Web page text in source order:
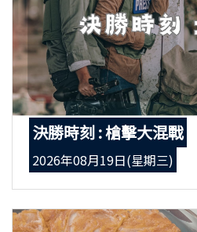
決勝時刻 : 槍擊大混戰
2026年08月19日(星期三)